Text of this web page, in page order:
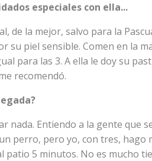
especiales con ella...
de la mejor, salvo para la
su piel sensible. Comen en la
para las 3. A ella le doy su
recomendó.
nada. Entiendo a la gente que
perro, pero yo, con tres, hago
patio 5 minutos. No es mucho